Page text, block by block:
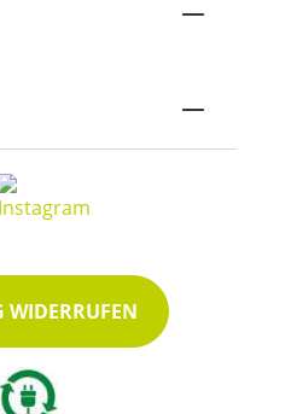
WIDERRUFEN